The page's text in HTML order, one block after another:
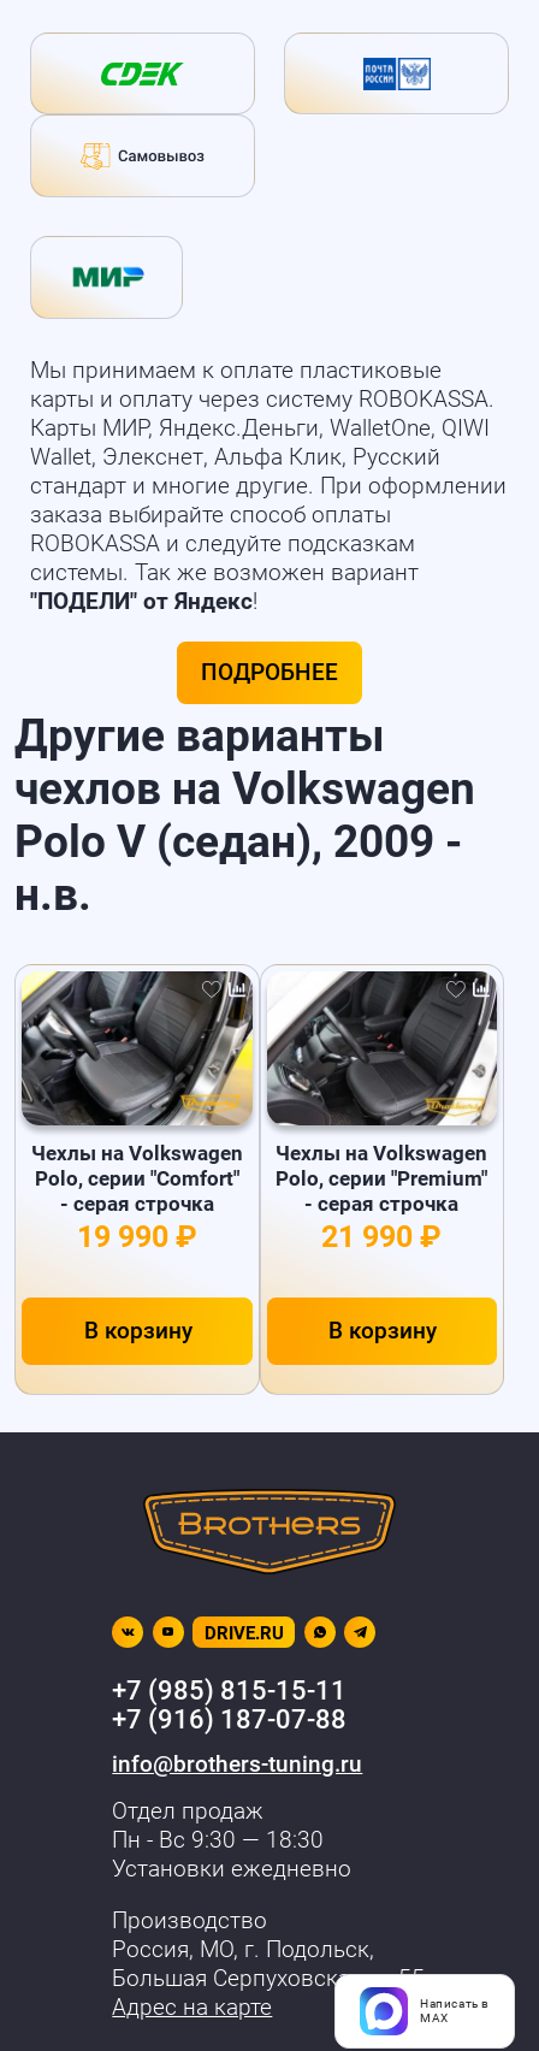
Мы принимаем к оплате пластиковые
карты и оплату через систему ROBOKASSA.
Карты МИР, Яндекс.Деньги, WalletOne, QIWI
Wallet, Элекснет, Альфа Клик, Русский
стандарт и многие другие. При оформлении
заказа выбирайте способ оплаты
ROBOKASSA и следуйте подсказкам
системы. Так же возможен вариант
"ПОДЕЛИ" от Яндекс!
ПОДРОБНЕЕ
Другие варианты
чехлов на Volkswagen
Polo V (седан), 2009 -
н.в.
Чехлы на Volkswagen
Polo, серии "Comfort"
- серая строчка
19 990 ₽
В корзину
Чехлы на Volkswagen
Polo, серии "Premium"
- серая строчка
21 990 ₽
В корзину
DRIVE.RU
+7 (985) 815-15-11
+7 (916) 187-07-88
info@brothers-tuning.ru
Отдел продаж
Пн - Вс 9:30 — 18:30
Установки ежедневно
Производство
Россия, МО, г. Подольск,
Большая Серпуховская, д. 55
Адрес на карте
Написать в
MAX